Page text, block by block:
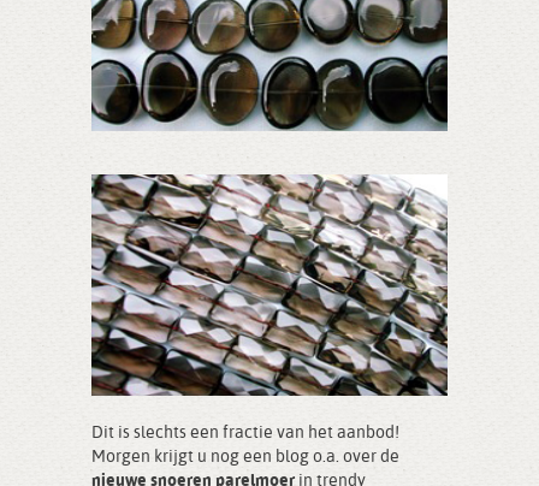
Dit is slechts een fractie van het aanbod!
Morgen krijgt u nog een blog o.a. over de
nieuwe snoeren parelmoer in trendy